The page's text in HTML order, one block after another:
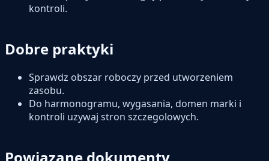
kontroli.
Dobre praktyki
Sprawdz obszar roboczy przed utworzeniem
zasobu.
Do harmonogramu, wygasania, domen marki i
kontroli uzywaj stron szczegolowych.
Powiazane dokumenty